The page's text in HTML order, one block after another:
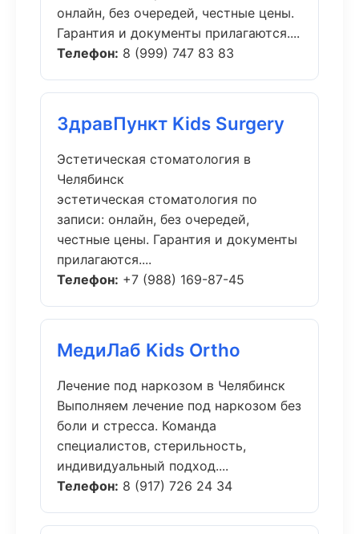
онлайн, без очередей, честные цены.
Гарантия и документы прилагаются....
Телефон: 8 (999) 747 83 83
ЗдравПункт Kids Surgery
Эстетическая стоматология в
Челябинск
эстетическая стоматология по
записи: онлайн, без очередей,
честные цены. Гарантия и документы
прилагаются....
Телефон: +7 (988) 169-87-45
МедиЛаб Kids Ortho
Лечение под наркозом в Челябинск
Выполняем лечение под наркозом без
боли и стресса. Команда
специалистов, стерильность,
индивидуальный подход....
Телефон: 8 (917) 726 24 34